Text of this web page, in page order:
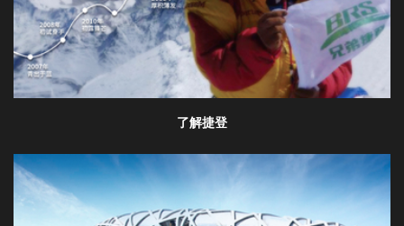
了解捷登
欢
迎
登
录